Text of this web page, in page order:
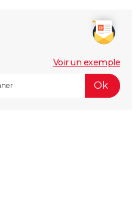
Voir un exemple